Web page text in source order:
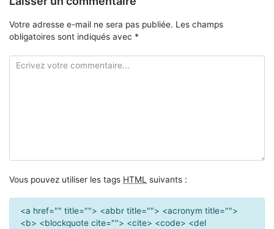
Votre adresse e-mail ne sera pas publiée. Les champs
obligatoires sont indiqués avec *
Vous pouvez utiliser les tags HTML suivants :
<a href="" title=""> <abbr title=""> <acronym title="">
<b> <blockquote cite=""> <cite> <code> <del